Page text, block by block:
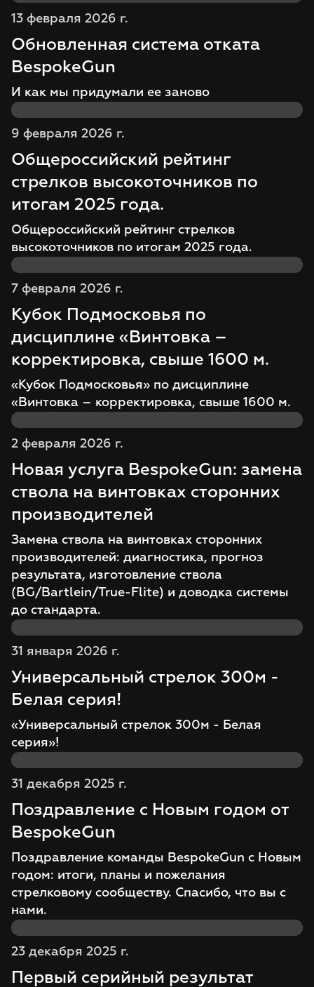
13 февраля 2026 г.
Обновленная система отката
BespokeGun
И как мы придумали ее заново
9 февраля 2026 г.
Общероссийский рейтинг
стрелков высокоточников по
итогам 2025 года.
Общероссийский рейтинг стрелков
высокоточников по итогам 2025 года.
7 февраля 2026 г.
Кубок Подмосковья по
дисциплине «Винтовка –
корректировка, свыше 1600 м.
«Кубок Подмосковья» по дисциплине
«Винтовка – корректировка, свыше 1600 м.
2 февраля 2026 г.
Новая услуга BespokeGun: замена
ствола на винтовках сторонних
производителей
Замена ствола на винтовках сторонних
производителей: диагностика, прогноз
результата, изготовление ствола
(BG/Bartlein/True-Flite) и доводка системы
до стандарта.
31 января 2026 г.
Универсальный стрелок 300м -
Белая серия!
«Универсальный стрелок 300м - Белая
серия»!
31 декабря 2025 г.
Поздравление с Новым годом от
BespokeGun
Поздравление команды BespokeGun с Новым
годом: итоги, планы и пожелания
стрелковому сообществу. Спасибо, что вы с
нами.
23 декабря 2025 г.
Первый серийный результат